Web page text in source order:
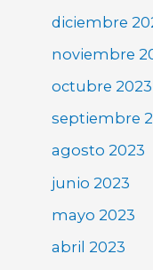
diciembre
noviembre
octubre 2023
septiembre
agosto 2023
junio 2023
mayo 2023
abril 2023